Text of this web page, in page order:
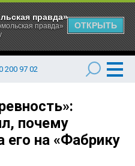
200 97 02
почему
его на «Фабрику
правда»
правда»
ОТКРЫТЬ